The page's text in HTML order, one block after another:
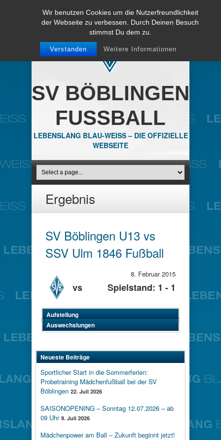
Wir benutzen Cookies um die Nutzerfreundlichkeit
der Webseite zu verbessen. Durch Deinen Besuch
stimmst Du dem zu.
Verstanden Weitere Informationen
SV BÖBLINGEN
FUSSBALL
LEBENSLANG BLAU-WEISS – DIE OFFIZIELLE
WEBSEITE
Ergebnis
SV Böblingen U13 vs
SSV Ulm 1846 Fußball
vs
8. Februar 2015
Spielstand: 1 - 1
Aufstellung
Auswechslungen
Neueste Beiträge
Sportlicher Start in die Sommerferien:
Probetraining Mädchenfußball bei der SV
Böblingen 22. Juli 2026
SAISONOPENING – Sonntag 12.07.2026 – ab
09 Uhr 9. Juli 2026
Mädchenpower am Ball – Zukunft beginnt jetzt!